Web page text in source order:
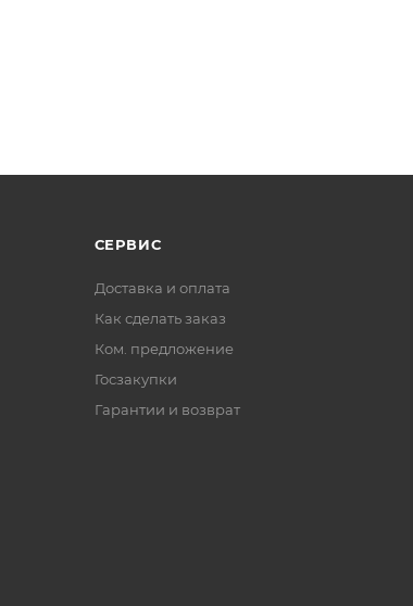
СЕРВИС
Доставка и оплата
Как сделать заказ
Ком. предложение
Госзакупки
Гарантии и возврат